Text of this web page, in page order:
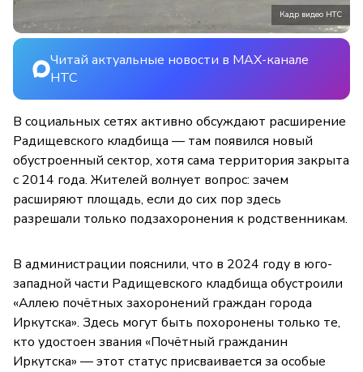
Кадр видео НТС
Читай актуальные новости в MAX-канале
НТС
В социальных сетях активно обсуждают расширение
Радищевского кладбища — там появился новый
обустроенный сектор, хотя сама территория закрыта
с 2014 года. Жителей волнует вопрос: зачем
расширяют площадь, если до сих пор здесь
разрешали только подзахоронения к родственникам.
В администрации пояснили, что в 2024 году в юго-
западной части Радищевского кладбища обустроили
«Аллею почётных захоронений граждан города
Иркутска». Здесь могут быть похоронены только те,
кто удостоен звания «Почётный гражданин
Иркутска» — этот статус присваивается за особые